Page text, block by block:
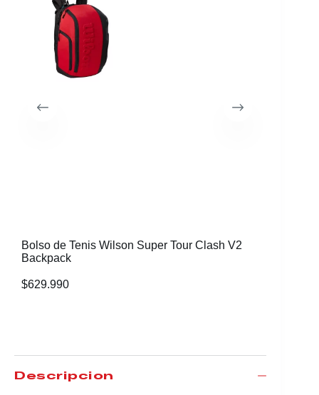
Bolso de Tenis Wilson Super Tour Clash V2
Backpack
$629.990
Descripción